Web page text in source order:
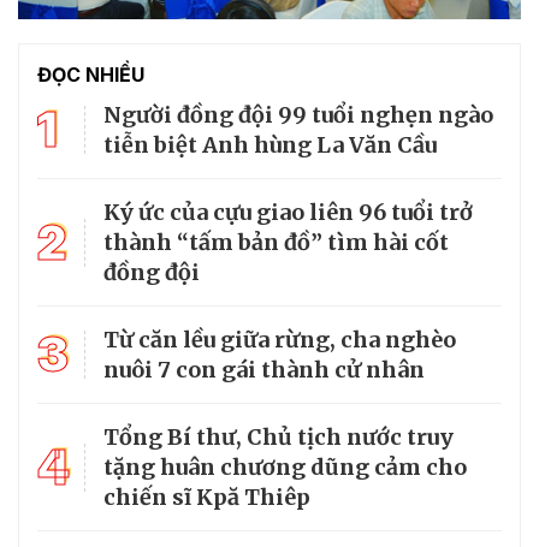
ĐỌC NHIỀU
1
Người đồng đội 99 tuổi nghẹn ngào
tiễn biệt Anh hùng La Văn Cầu
2
Ký ức của cựu giao liên 96 tuổi trở
thành “tấm bản đồ” tìm hài cốt
đồng đội
3
Từ căn lều giữa rừng, cha nghèo
nuôi 7 con gái thành cử nhân
4
Tổng Bí thư, Chủ tịch nước truy
tặng huân chương dũng cảm cho
chiến sĩ Kpă Thiêp